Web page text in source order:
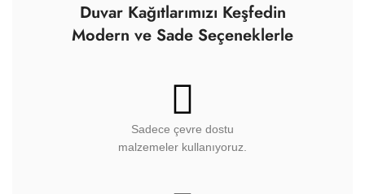
Duvar Kağıtlarımızı Keşfedin
Modern ve Sade Seçeneklerle
Sadece çevre dostu
malzemeler kullanıyoruz.